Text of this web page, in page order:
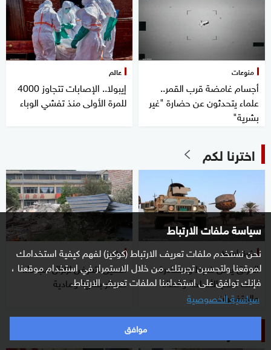
سياسة ملفات الارتباط
نحن نستخدم ملفات تعريف الارتباط (كوكيز) لفهم كيفية استخدامك
لموقعنا ولتحسين تجربتك. من خلال الاستمرار في استخدام موقعنا ،
فإنك توافق على استخدامنا لملفات تعريف الارتباط.
سياسية الخصوصية
موافق
منوعات
أجسام غامضة قرب القمر..
علماء يتحدثون عن حضارة "غير
بشرية"
عالم
إيبولا.. الإصابات تتجاوز 4000
للمرة الأولى منذ تفشي الوباء
اخترنا لكم
شرق أوسط
العراق يعلن ضبط ومصادرة
آلاف قطع الأسلحة والعتاد
والمتفجرات
عالم
الصين تتعرض لزلزال مجددا..
خسائر بشرية ومادية